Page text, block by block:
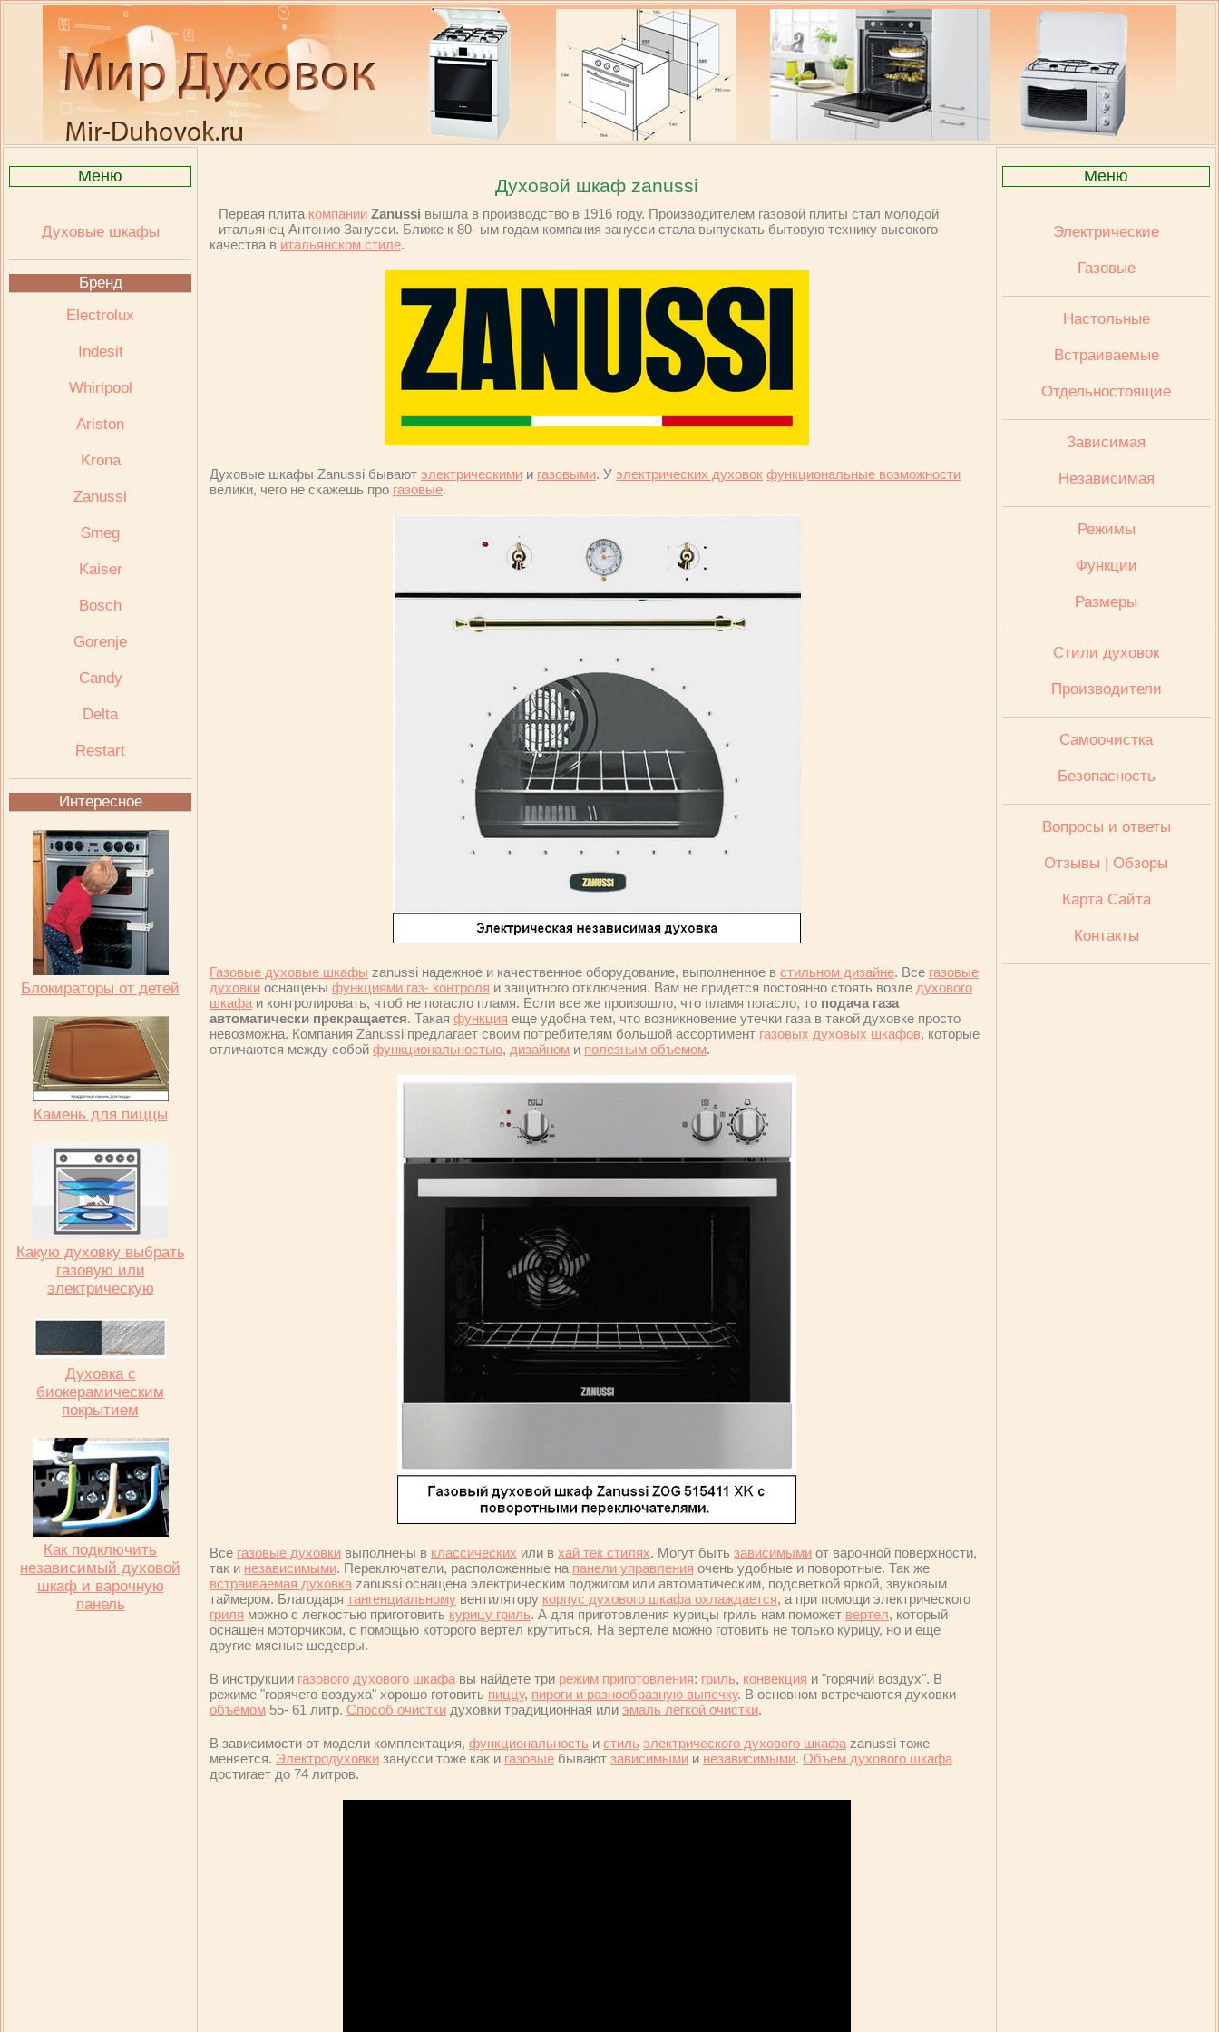
Меню
Духовые шкафы
Бренд
Electrolux
Indesit
Whirlpool
Ariston
Krona
Zanussi
Smeg
Kaiser
Bosch
Gorenje
Candy
Delta
Restart
Интересное
Блокираторы от детей
Камень для пиццы
Какую духовку выбрать
газовую или
электрическую
Духовка с
биокерамическим
покрытием
Как подключить
независимый духовой
шкаф и варочную
панель
Духовой шкаф zanussi
Первая плита компании Zanussi вышла в производство в 1916 году. Производителем газовой плиты стал молодой
итальянец Антонио Занусси. Ближе к 80- ым годам компания занусси стала выпускать бытовую технику высокого
качества в итальянском стиле.
Духовые шкафы Zanussi бывают электрическими и газовыми. У электрических духовок функциональные возможности
велики, чего не скажешь про газовые.
Газовые духовые шкафы zanussi надежное и качественное оборудование, выполненное в стильном дизайне. Все газовые
духовки оснащены функциями газ- контроля и защитного отключения. Вам не придется постоянно стоять возле духового
шкафа и контролировать, чтоб не погасло пламя. Если все же произошло, что пламя погасло, то подача газа
автоматически прекращается. Такая функция еще удобна тем, что возникновение утечки газа в такой духовке просто
невозможна. Компания Zanussi предлагает своим потребителям большой ассортимент газовых духовых шкафов, которые
отличаются между собой функциональностью, дизайном и полезным объемом.
Все газовые духовки выполнены в классических или в хай тек стилях. Могут быть зависимыми от варочной поверхности,
так и независимыми. Переключатели, расположенные на панели управления очень удобные и поворотные. Так же
встраиваемая духовка zanussi оснащена электрическим поджигом или автоматическим, подсветкой яркой, звуковым
таймером. Благодаря тангенциальному вентилятору корпус духового шкафа охлаждается, а при помощи электрического
гриля можно с легкостью приготовить курицу гриль. А для приготовления курицы гриль нам поможет вертел, который
оснащен моторчиком, с помощью которого вертел крутиться. На вертеле можно готовить не только курицу, но и еще
другие мясные шедевры.
В инструкции газового духового шкафа вы найдете три режим приготовления: гриль, конвекция и "горячий воздух". В
режиме "горячего воздуха" хорошо готовить пиццу, пироги и разнообразную выпечку. В основном встречаются духовки
объемом 55- 61 литр. Способ очистки духовки традиционная или эмаль легкой очистки.
В зависимости от модели комплектация, функциональность и стиль электрического духового шкафа zanussi тоже
меняется. Электродуховки занусси тоже как и газовые бывают зависимыми и независимыми. Объем духового шкафа
достигает до 74 литров.
Меню
Электрические
Газовые
Настольные
Встраиваемые
Отдельностоящие
Зависимая
Независимая
Режимы
Функции
Размеры
Стили духовок
Производители
Cамоочистка
Безопасность
Вопросы и ответы
Отзывы | Обзоры
Карта Сайта
Контакты